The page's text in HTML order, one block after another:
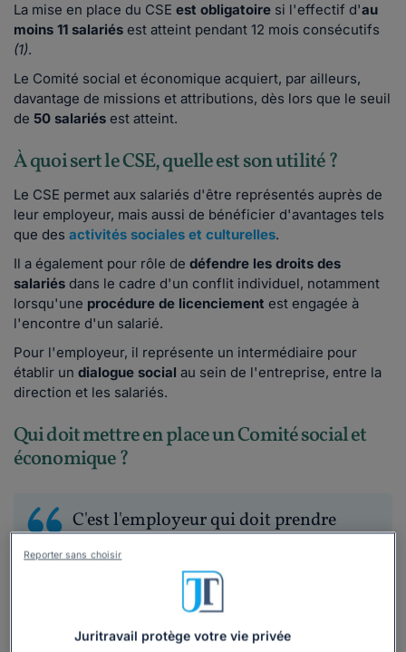
La mise en place du CSE est obligatoire si l'effectif d'au
moins 11 salariés est atteint pendant 12 mois consécutifs
(1).
Le Comité social et économique acquiert, par ailleurs,
davantage de missions et attributions, dès lors que le seuil
de 50 salariés est atteint.
À quoi sert le CSE, quelle est son utilité ?
Le CSE permet aux salariés d'être représentés auprès de
leur employeur, mais aussi de bénéficier d'avantages tels
que des activités sociales et culturelles.
Il a également pour rôle de défendre les droits des
salariés dans le cadre d'un conflit individuel, notamment
lorsqu'une procédure de licenciement est engagée à
l'encontre d'un salarié.
Pour l'employeur, il représente un intermédiaire pour
établir un dialogue social au sein de l'entreprise, entre la
direction et les salariés.
Qui doit mettre en place un Comité social et
économique ?
C'est l'employeur qui doit prendre
l'initiative d'organiser les élections
l'employeurqui doit mettre en place un CSE dans
Juritravail protège votre vie privée
Reporter sans choisir